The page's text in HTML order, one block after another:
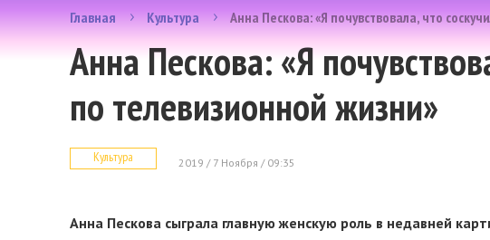
Главная Культура Анна Пескова: «Я почувствовала, что
Анна Пескова: «Я
по телевизионной жизни»
Культура 2019 / 7 Ноября / 09:35
Анна Пескова сыграла главную женскую роль в недавней